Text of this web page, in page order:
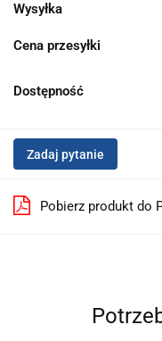
Wysyłka
Cena przesyłki
Dostępność
Zadaj pytanie
Pobierz produkt do